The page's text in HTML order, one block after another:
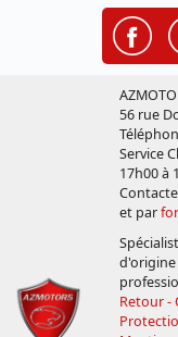
56 rue
Service
17h00 à
et par
Retour -